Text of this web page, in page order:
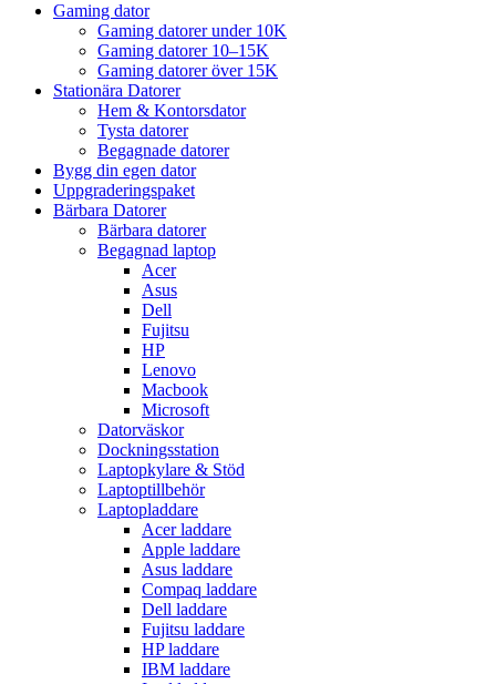
Gaming dator
Gaming datorer under 10K
Gaming datorer 10–15K
Gaming datorer över 15K
Stationära Datorer
Hem & Kontorsdator
Tysta datorer
Begagnade datorer
Bygg din egen dator
Uppgraderingspaket
Bärbara Datorer
Bärbara datorer
Begagnad laptop
Acer
Asus
Dell
Fujitsu
HP
Lenovo
Macbook
Microsoft
Datorväskor
Dockningsstation
Laptopkylare & Stöd
Laptoptillbehör
Laptopladdare
Acer laddare
Apple laddare
Asus laddare
Compaq laddare
Dell laddare
Fujitsu laddare
HP laddare
IBM laddare